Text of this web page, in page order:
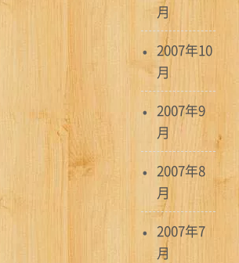
月
2007年10
月
2007年9
月
2007年8
月
2007年7
月